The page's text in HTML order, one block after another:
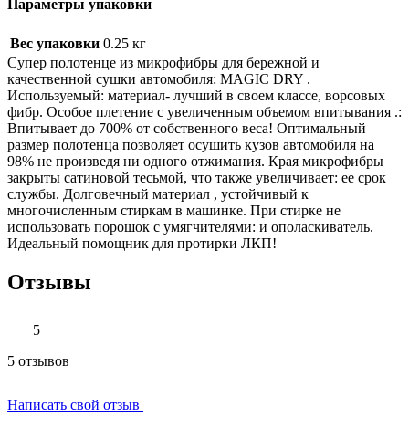
Параметры упаковки
Вес упаковки 0.25 кг
Супер полотенце из микрофибры для бережной и
качественной сушки автомобиля: MAGIC DRY .
Используемый: материал- лучший в своем классе, ворсовых
фибр. Особое плетение с увеличенным объемом впитывания .:
Впитывает до 700% от собственного веса! Оптимальный
размер полотенца позволяет осушить кузов автомобиля на
98% не произведя ни одного отжимания. Края микрофибры
закрыты сатиновой тесьмой, что также увеличивает: ее срок
службы. Долговечный материал , устойчивый к
многочисленным стиркам в машинке. При стирке не
использовать порошок с умягчителями: и ополаскиватель.
Идеальный помощник для протирки ЛКП!
Отзывы
5
5 отзывов
Написать свой отзыв